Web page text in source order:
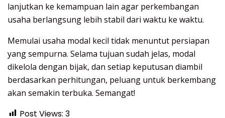
lanjutkan ke kemampuan lain agar perkembangan
usaha berlangsung lebih stabil dari waktu ke waktu.
Memulai usaha modal kecil tidak menuntut persiapan
yang sempurna. Selama tujuan sudah jelas, modal
dikelola dengan bijak, dan setiap keputusan diambil
berdasarkan perhitungan, peluang untuk berkembang
akan semakin terbuka. Semangat!
Post Views: 3